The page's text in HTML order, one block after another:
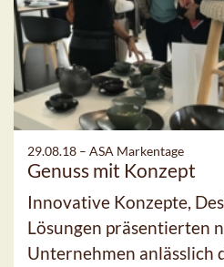
29.08.18 – ASA Markentage
Genuss mit Konzept
Innovative Konzepte,
Lösungen präsentierten
Unternehmen anlässlich